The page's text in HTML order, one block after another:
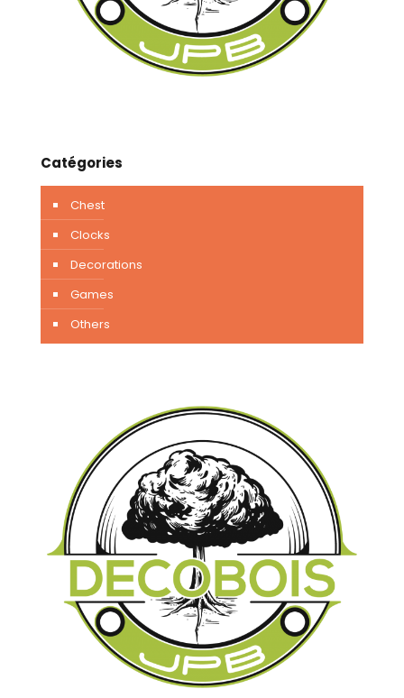
Catégories
Chest
Clocks
Decorations
Games
Others